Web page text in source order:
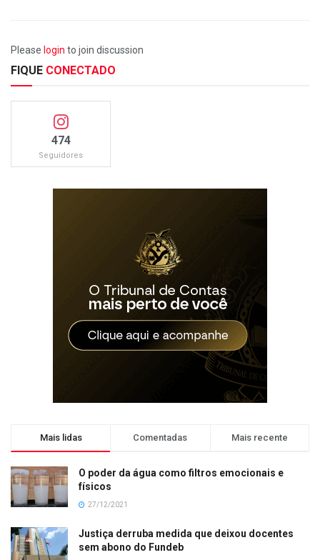
Please login to join discussion
FIQUE CONECTADO
474
Seguidores
Mais lidas Comentadas Mais recente
O poder da água como filtros emocionais e
físicos
27/12/2021
Justiça derruba medida que deixou docentes
sem abono do Fundeb